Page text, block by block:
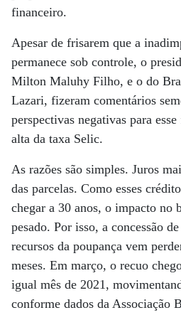
financeiro.
Apesar de frisarem que a
permanece sob controle, o
Milton Maluhy Filho, e o do
Lazari, fizeram comentários
perspectivas negativas para
alta da taxa Selic.
As razões são simples. Juros
das parcelas. Como esses
chegar a 30 anos, o impacto no
pesado. Por isso, a concessão
recursos da poupança vem
meses. Em março, o recuo
igual mês de 2021,
conforme dados da Associação